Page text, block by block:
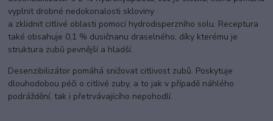
vyplnit drobné nedokonalosti skloviny
a zklidnit citlivé oblasti pomocí hydrodisperzního solu. Receptura
také obsahuje 0,1 % dusičnanu draselného, ​​díky kterému je
struktura zubů pevnější a hladší.
Desenzibilizátor pomáhá snižovat citlivost zubů. Poskytuje
dlouhodobou péči o citlivé zuby, a to jak v případě náhlého
podráždění, tak i přetrvávajícího nepohodlí.